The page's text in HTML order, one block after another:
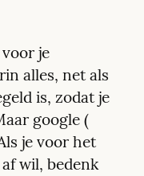
je
alles, net als
is, zodat je
google (
je voor het
wil, bedenk